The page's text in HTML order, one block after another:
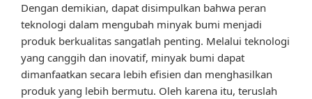
Dengan demikian, dapat disimpulkan bahwa peran
teknologi dalam mengubah minyak bumi menjadi
produk berkualitas sangatlah penting. Melalui teknologi
yang canggih dan inovatif, minyak bumi dapat
dimanfaatkan secara lebih efisien dan menghasilkan
produk yang lebih bermutu. Oleh karena itu, teruslah